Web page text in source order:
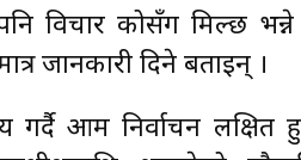
पनि विचार कोसँग मिल्छ
जानकारी दिने बताइन् ।
गर्दै आम निर्वाचन